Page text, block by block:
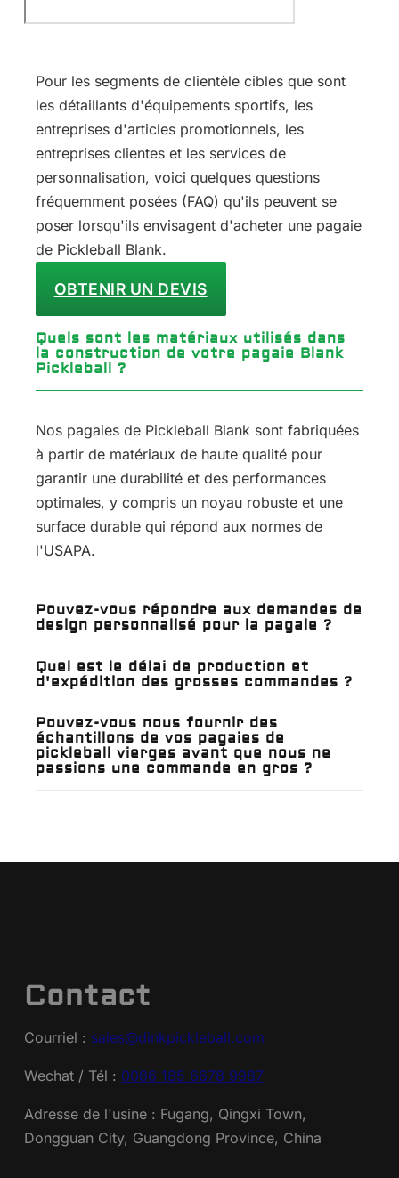
Pour les segments de clientèle cibles que sont
les détaillants d'équipements sportifs, les
entreprises d'articles promotionnels, les
entreprises clientes et les services de
personnalisation, voici quelques questions
fréquemment posées (FAQ) qu'ils peuvent se
poser lorsqu'ils envisagent d'acheter une pagaie
de Pickleball Blank.
OBTENIR UN DEVIS
Quels sont les matériaux utilisés dans
la construction de votre pagaie Blank
Pickleball ?
Nos pagaies de Pickleball Blank sont fabriquées
à partir de matériaux de haute qualité pour
garantir une durabilité et des performances
optimales, y compris un noyau robuste et une
surface durable qui répond aux normes de
l'USAPA.
Pouvez-vous répondre aux demandes de
design personnalisé pour la pagaie ?
Quel est le délai de production et
d'expédition des grosses commandes ?
Pouvez-vous nous fournir des
échantillons de vos pagaies de
pickleball vierges avant que nous ne
passions une commande en gros ?
Contact
Courriel : sales@dinkpickleball.com
Wechat / Tél : 0086 185 6678 9987
Adresse de l'usine : Fugang, Qingxi Town,
Dongguan City, Guangdong Province, China